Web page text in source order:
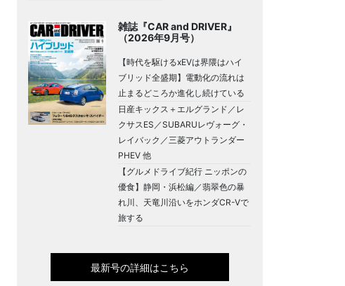
雑誌『CAR and DRIVER』
（2026年9月号）
【時代を駆けるxEVは界隈はハイ
ブリッド全盛期】電動化の流れは
止まるどころか進化し続けている
日産キックス＋エルグランド／レ
クサスES／SUBARUレヴォーグ・
レイバック／三菱アウトランダー
PHEV 他
【グルメドライブ紀行 ニッポンの
優食】静岡・浜松編／翡翠色の暴
れ川、天竜川沿いをホンダCR-Vで
旅する
最新号の詳細はこちら